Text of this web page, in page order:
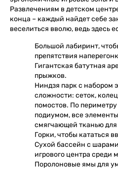
Развлечениям в детском
конца – каждый найдет себе
веселиться вволю, ведь здесь
Большой лабиринт,
препятствия
Гигантская батутная
прыжков.
Ниндзя парк с набором
сложности: сеток,
помостов. По
подиумом, все
смягчающей тканью
Горки, чтобы кататься
Сухой бассейн с
игрового центра среди
Поролоновые ямы для